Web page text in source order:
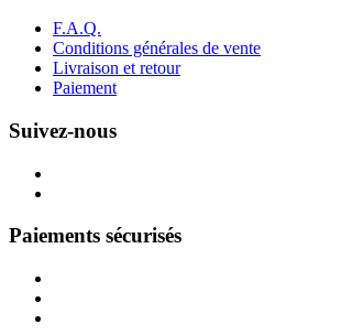
F.A.Q.
Conditions générales de vente
Livraison et retour
Paiement
Suivez-nous
Paiements sécurisés